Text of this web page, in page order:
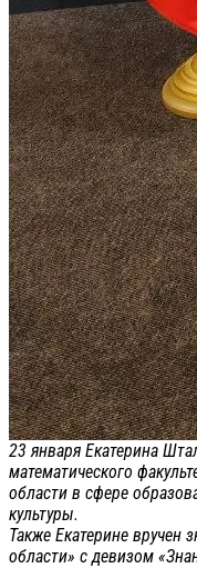
23 января Екатерина
математического
области в сфере
культуры.
Также Екатерине вручен
области» с девизом